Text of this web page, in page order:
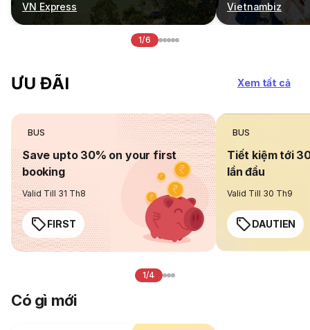
VN Express Vietnambiz
1/6
ƯU ĐÃI Xem tất cả
BUS
Save upto 30% on your first
booking
Valid Till 31 Th8
FIRST
BUS
Tiết kiệm tới
lần đầu
Valid Till 30 Th9
DAUTIEN
1/4
Có gì mới